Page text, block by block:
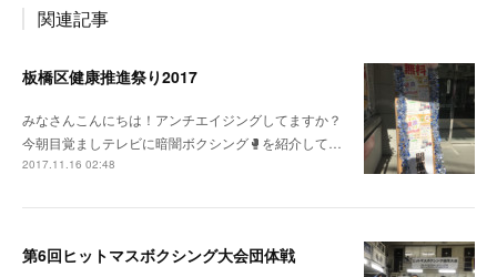
関連記事
板橋区健康推進祭り2017
みなさんこんにちは！アンチエイジングしてますか？
今朝目覚ましテレビに暗闇ボクシング🥊を紹介して…
2017.11.16 02:48
第6回ヒットマスボクシング大会団体戦